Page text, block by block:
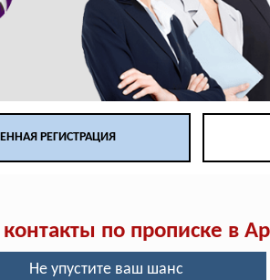
РЕГИСТРАЦИЯ
по прописке в
Не упустите ваш шанс